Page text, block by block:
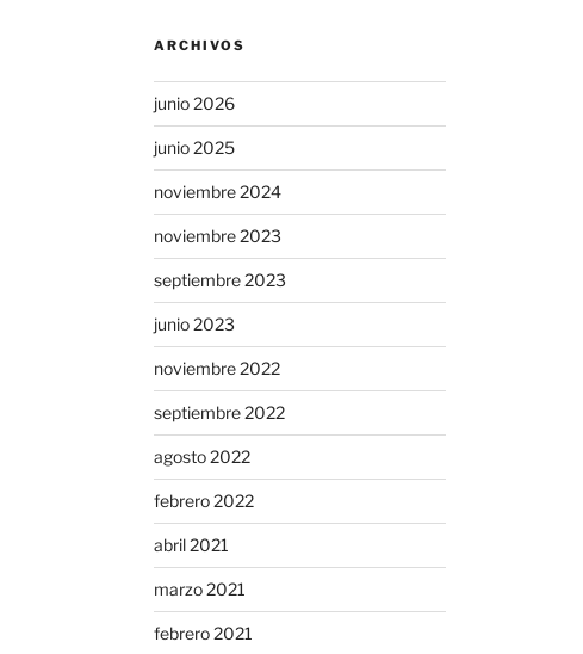
ARCHIVOS
junio 2026
junio 2025
noviembre 2024
noviembre 2023
septiembre 2023
junio 2023
noviembre 2022
septiembre 2022
agosto 2022
febrero 2022
abril 2021
marzo 2021
febrero 2021